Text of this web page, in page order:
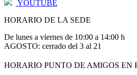
YOUTUBE
HORARIO DE LA SEDE
De lunes a viernes de 10:00 a 14:00 h
AGOSTO: cerrado del 3 al 21
HORARIO PUNTO DE AMIGOS EN